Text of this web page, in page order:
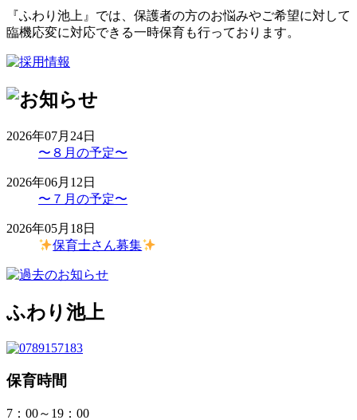
『ふわり池上』では、保護者の方のお悩みやご希望に対して
臨機応変に対応できる一時保育も行っております。
2026年07月24日
〜８月の予定〜
2026年06月12日
〜７月の予定〜
2026年05月18日
保育士さん募集
ふわり池上
保育時間
7：00～19：00